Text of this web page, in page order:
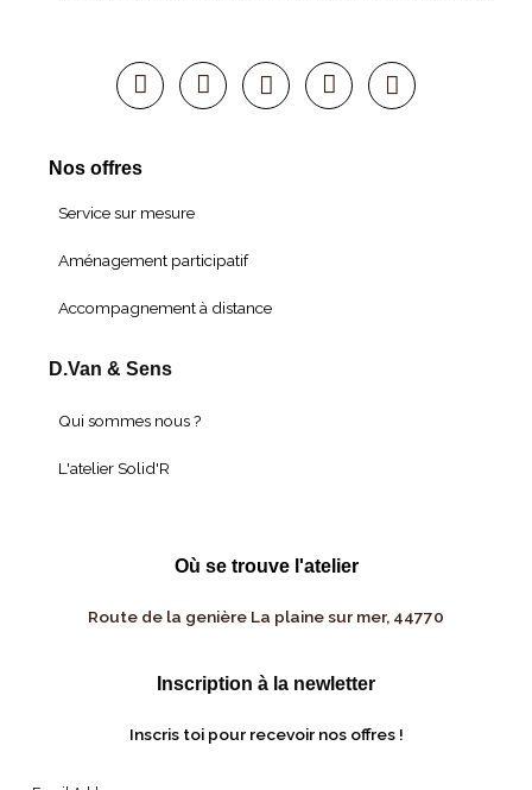
Nos offres
Service sur mesure
Aménagement participatif
Accompagnement à distance
D.Van & Sens
Qui sommes nous ?
L'atelier Solid'R
Où se trouve l'atelier
Route de la genière La plaine sur mer, 44770
Inscription à la newletter
Inscris toi pour recevoir nos offres !